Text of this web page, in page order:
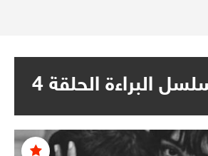
البراءة الحلقة 4